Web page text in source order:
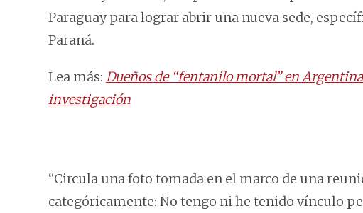
Paraguay para lograr abrir una nueva sede,
Paraná.
Lea más: Dueños de “fentanilo mortal” en
investigación
“Circula una foto tomada en el marco de una
categóricamente: No tengo ni he tenido vínculo